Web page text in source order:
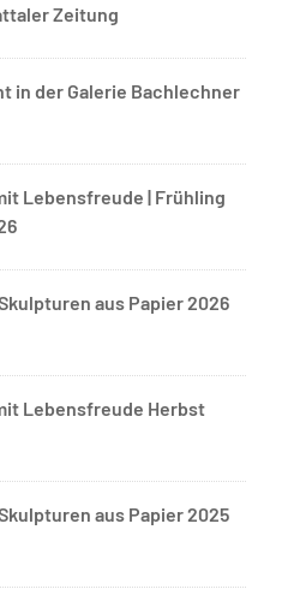
Zeitung
in der Galerie Bachlechner
Lebensfreude | Frühling
aus Papier 2026
Lebensfreude Herbst
aus Papier 2025